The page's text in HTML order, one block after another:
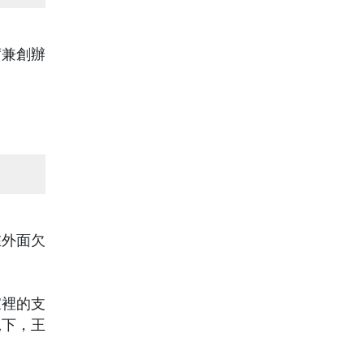
創辦
面欠
的支
，王